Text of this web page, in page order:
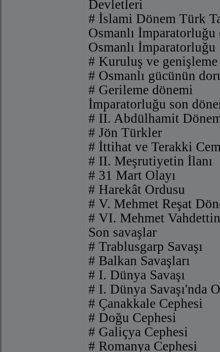
Devletleri
# İslami Dönem Türk
Osmanlı İmparatorluğu
Osmanlı İmparatorluğu
# Kuruluş ve
# Osmanlı gücünün
# Gerileme dönemi
İmparatorluğu son
# II. Abdülhamit
# Jön Türkler
# İttihat ve Terakki
# II. Meşrutiyetin İlanı
# 31 Mart Olayı
# Harekât Ordusu
# V. Mehmet Reşat
# VI. Mehmet
Son savaşlar
# Trablusgarp Savaşı
# Balkan Savaşları
# I. Dünya Savaşı
# I. Dünya Savaşı'nda
# Çanakkale Cephesi
# Doğu Cephesi
# Galiçya Cephesi
# Romanya Cephesi